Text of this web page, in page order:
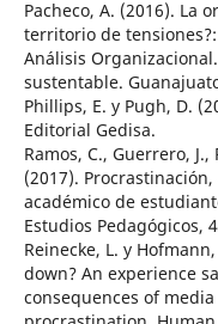
Pacheco, A. (2016). La
territorio de
Análisis
sustentable.
Phillips, E. y Pugh, D.
Editorial Gedisa.
Ramos, C., Guerrero,
(2017).
académico de
Estudios Pedagógicos,
Reinecke, L. y
down? An experience
consequences of